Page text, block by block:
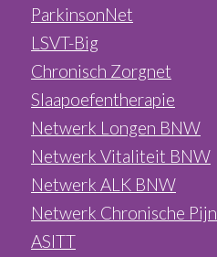
ParkinsonNet
LSVT-Big
Chronisch Zorgnet
Slaapoefentherapie
Netwerk Longen BNW
Netwerk Vitaliteit BNW
Netwerk ALK BNW
Netwerk Chronische Pijn
ASITT